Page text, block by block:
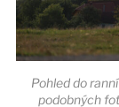
Pohled do
podobných